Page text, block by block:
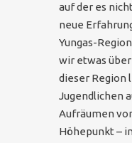
auf der es
neue
Yungas-
wir etwas
dieser Region
Jugendlichen
Aufräumen
Höhepunkt –